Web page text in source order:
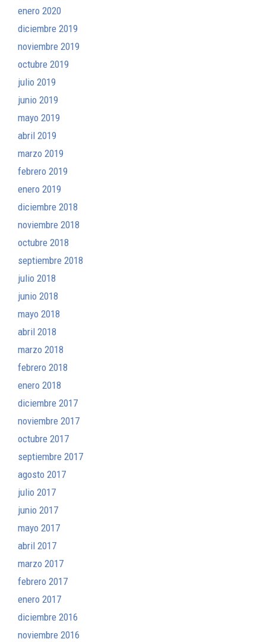
enero 2020
diciembre 2019
noviembre 2019
octubre 2019
julio 2019
junio 2019
mayo 2019
abril 2019
marzo 2019
febrero 2019
enero 2019
diciembre 2018
noviembre 2018
octubre 2018
septiembre 2018
julio 2018
junio 2018
mayo 2018
abril 2018
marzo 2018
febrero 2018
enero 2018
diciembre 2017
noviembre 2017
octubre 2017
septiembre 2017
agosto 2017
julio 2017
junio 2017
mayo 2017
abril 2017
marzo 2017
febrero 2017
enero 2017
diciembre 2016
noviembre 2016